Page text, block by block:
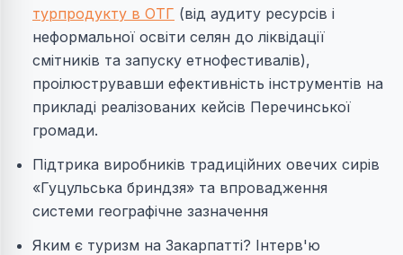
турпродукту в ОТГ (від аудиту ресурсів і
неформальної освіти селян до ліквідації
смітників та запуску етнофестивалів),
проілюструвавши ефективність інструментів на
прикладі реалізованих кейсів Перечинської
громади.
Підтрика виробників традиційних овечих сирів
«Гуцульська бриндзя» та впровадження
системи географічне зазначення
Яким є туризм на Закарпатті? Інтерв'ю